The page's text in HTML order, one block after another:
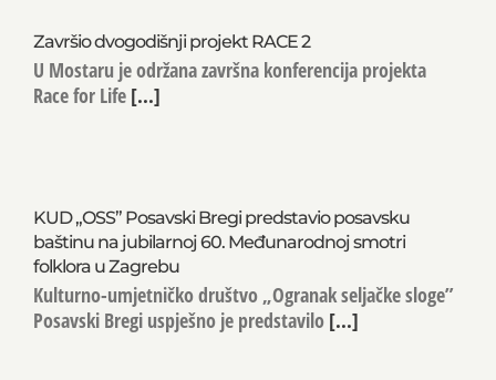
Završio dvogodišnji projekt RACE 2
U Mostaru je održana završna konferencija projekta
Race for Life [...]
KUD „OSS” Posavski Bregi predstavio posavsku
baštinu na jubilarnoj 60. Međunarodnoj smotri
folklora u Zagrebu
Kulturno-umjetničko društvo „Ogranak seljačke sloge”
Posavski Bregi uspješno je predstavilo [...]